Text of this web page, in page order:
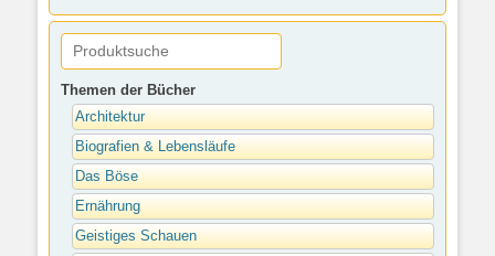
Themen der Bücher
Architektur
Biografien & Lebensläufe
Das Böse
Ernährung
Geistiges Schauen